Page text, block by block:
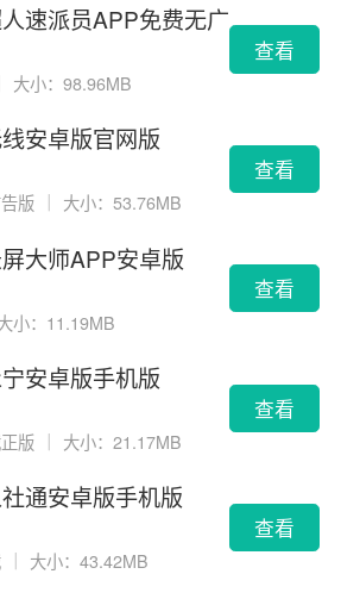
速派员APP免费无广
大小：98.96MB
查看
安卓版官网版
版 大小：53.76MB
查看
大师APP安卓版
小：11.19MB
查看
安卓版手机版
版 大小：21.17MB
查看
通安卓版手机版
大小：43.42MB
查看